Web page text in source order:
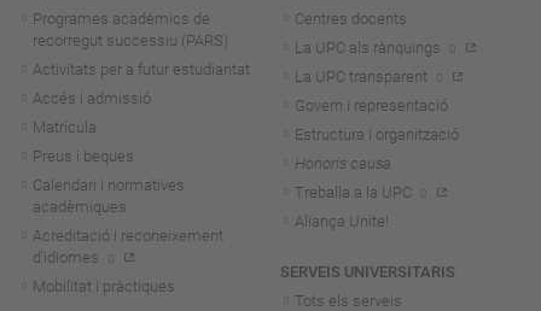
Programes acadèmics de
recorregut successiu (PARS)
Activitats per a futur estudiantat
Accés i admissió
Matrícula
Preus i beques
Calendari i normatives
acadèmiques
Acreditació i reconeixement
d'idiomes
Mobilitat i pràctiques
Centres docents
La UPC als rànquings
La UPC transparent
Govern i representació
Estructura i organització
Honoris causa
Treballa a la UPC
Aliança Unite!
SERVEIS UNIVERSITARIS
Tots els serveis